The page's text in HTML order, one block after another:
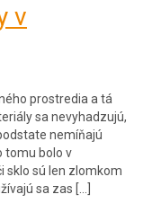
v
prostredia a tá
sa nevyhadzujú,
nemíňajú
tomu bolo v
sklo sú len zlomkom
sa zas […]